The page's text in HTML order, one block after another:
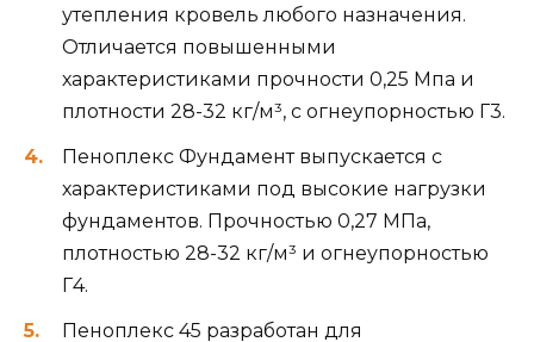
утепления кровель любого назначения.
Отличается повышенными
характеристиками прочности 0,25 Мпа и
плотности 28-32 кг/м³, с огнеупорностью Г3.
Пеноплекс Фундамент выпускается с
характеристиками под высокие нагрузки
фундаментов. Прочностью 0,27 МПа,
плотностью 28-32 кг/м³ и огнеупорностью
Г4.
Пеноплекс 45 разработан для